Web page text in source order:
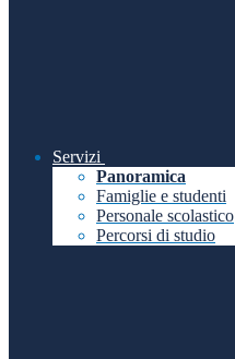
Servizi
Panoramica
Famiglie e studenti
Personale scolastico
Percorsi di studio